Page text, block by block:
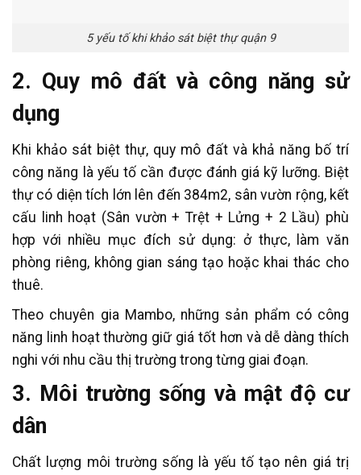
5 yếu tố khi khảo sát biệt thự quận 9
2. Quy mô đất và công năng sử
dụng
Khi khảo sát biệt thự, quy mô đất và khả năng bố trí
công năng là yếu tố cần được đánh giá kỹ lưỡng. Biệt
thự có diện tích lớn lên đến 384m2, sân vườn rộng, kết
cấu linh hoạt (Sân vườn + Trệt + Lửng + 2 Lầu) phù
hợp với nhiều mục đích sử dụng: ở thực, làm văn
phòng riêng, không gian sáng tạo hoặc khai thác cho
thuê.
Theo chuyên gia Mambo, những sản phẩm có công
năng linh hoạt thường giữ giá tốt hơn và dễ dàng thích
nghi với nhu cầu thị trường trong từng giai đoạn.
3. Môi trường sống và mật độ cư
dân
Chất lượng môi trường sống là yếu tố tạo nên giá trị